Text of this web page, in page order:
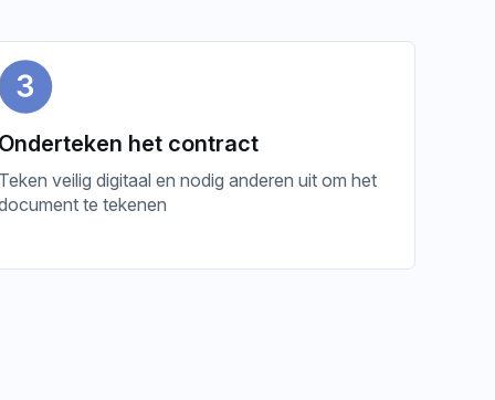
Onderteken het contract
Teken veilig digitaal en nodig anderen uit om het
te tekenen